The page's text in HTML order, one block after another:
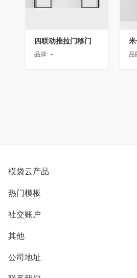
四联动推拉门移门
品牌: - 品
模袋云产品
别墅设计营销
模型协同展示分享
别墅社区
热门模板
欧式别墅
中式别墅
社交账户
B站
抖音
微信公众号
其他
用户服务协议
隐私政策
公司地址